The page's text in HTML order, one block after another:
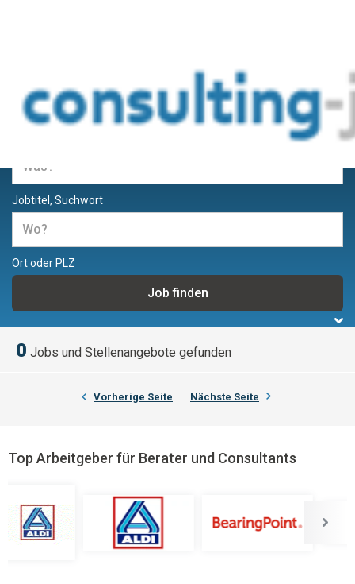
Jobs und Stellenangebote für
Berater und Consultants
Jobtitel, Suchwort
Ort oder PLZ
0 Jobs und Stellenangebote gefunden
Vorherige Seite Nächste Seite
Top Arbeitgeber für Berater und Consultants